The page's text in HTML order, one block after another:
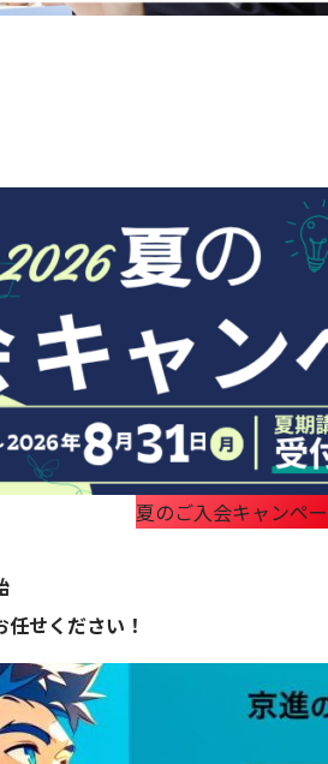
夏のご入会キャンペ
せください！